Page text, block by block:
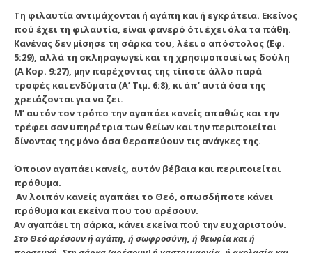
Τη φιλαυτία αντιμάχονται ή αγάπη και ή εγκράτεια. Εκείνος
πού έχει τη φιλαυτία, είναι φανερό ότι έχει όλα τα πάθη.
Κανένας δεν μίσησε τη σάρκα του, λέει ο απόστολος (Εφ.
5:29), αλλά τη σκληραγωγεί και τη χρησιμοποιεί ως δούλη
(Α΄ Κορ. 9:27), μην παρέχοντας της τίποτε άλλο παρά
τροφές και ενδύματα (Α’ Τιμ. 6:8), κι άπ’ αυτά όσα της
χρειάζονται για να ζει.
Μ’ αυτόν τον τρόπο την αγαπάει κανείς απαθώς και την
τρέφει σαν υπηρέτρια των θείων και την περιποιείται
δίνοντας της μόνο όσα θεραπεύουν τις ανάγκες της.
Όποιον αγαπάει κανείς, αυτόν βέβαια και περιποιείται
πρόθυμα.
Αν λοιπόν κανείς αγαπάει το Θεό, οπωσδήποτε κάνει
πρόθυμα και εκείνα που του αρέσουν.
Αν αγαπάει τη σάρκα, κάνει εκείνα πού την ευχαριστούν.
Στο Θεό αρέσουν ή αγάπη, ή σωφροσύνη, ή θεωρία και ή